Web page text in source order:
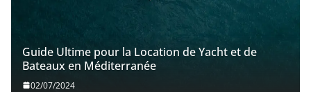
Guide Ultime pour la Location de Yacht et de
Bateaux en Méditerranée
02/07/2024